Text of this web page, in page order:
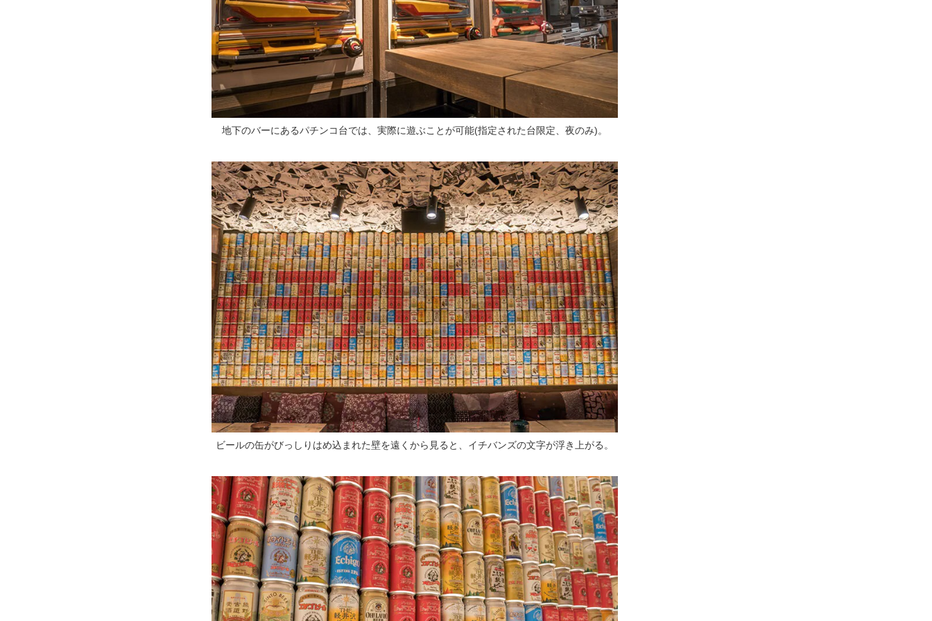
地下のバーにあるパチンコ台では、実際に遊ぶことが可能(指定された台限定、夜のみ)。
ビールの缶がびっしりはめ込まれた壁を遠くから見ると、イチバンズの文字が浮き上がる。